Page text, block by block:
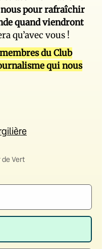
pour rafraîchir
quand viendront
qu’avec vous !
du Club
qui nous
Vert